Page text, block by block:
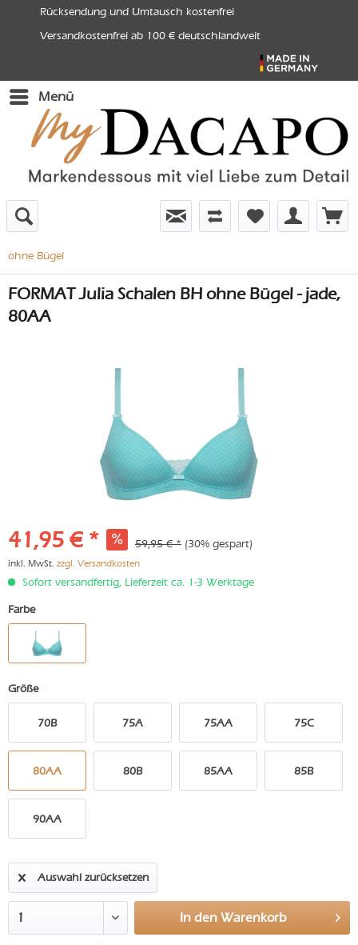
Rücksendung und Umtausch kostenfrei
Versandkostenfrei ab 100 € deutschlandweit
Menü
ohne Bügel
FORMAT Julia Schalen BH ohne Bügel - jade,
80AA
41,95 € * 59,95 € * (30% gespart)
inkl. MwSt. zzgl. Versandkosten
Sofort versandfertig, Lieferzeit ca. 1-3 Werktage
Farbe
Größe
70B 75A 75AA 75C
80AA 80B 85AA 85B
90AA
Auswahl zurücksetzen
In den Warenkorb